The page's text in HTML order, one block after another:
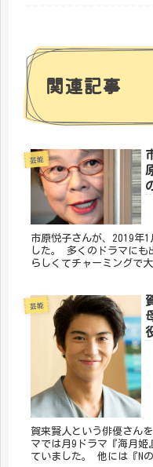
関連記事
芸能
市原悦子さんが、2019年
した。 多くのドラマにも
らしくてチャーミングで
芸能
賀来賢人という俳優さん
マでは月9ドラマ『海月姫
ていました。 他には『N